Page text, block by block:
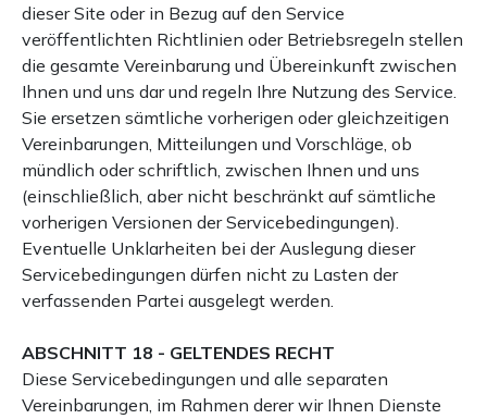
dieser Site oder in Bezug auf den Service
veröffentlichten Richtlinien oder Betriebsregeln stellen
die gesamte Vereinbarung und Übereinkunft zwischen
Ihnen und uns dar und regeln Ihre Nutzung des Service.
Sie ersetzen sämtliche vorherigen oder gleichzeitigen
Vereinbarungen, Mitteilungen und Vorschläge, ob
mündlich oder schriftlich, zwischen Ihnen und uns
(einschließlich, aber nicht beschränkt auf sämtliche
vorherigen Versionen der Servicebedingungen).
Eventuelle Unklarheiten bei der Auslegung dieser
Servicebedingungen dürfen nicht zu Lasten der
verfassenden Partei ausgelegt werden.
ABSCHNITT 18 - GELTENDES RECHT
Diese Servicebedingungen und alle separaten
Vereinbarungen, im Rahmen derer wir Ihnen Dienste